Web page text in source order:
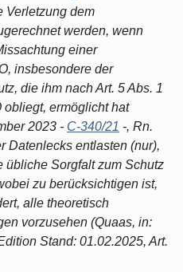
Verletzung dem
werden, wenn
einer
insbesondere der
die ihm nach Art. 5 Abs. 1
obliegt, ermöglicht hat
2023 - C-340/21 -, Rn.
Datenlecks entlasten (nur),
übliche Sorgfalt zum Schutz
zu berücksichtigen ist,
alle theoretisch
vorzusehen (Quaas, in:
Stand: 01.02.2025, Art.